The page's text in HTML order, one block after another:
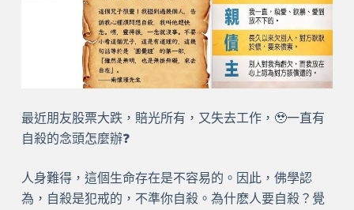
最近朋友股票大跌，賠光所有，又失去工作，🥹一直有
自殺的念頭怎麼辦❓
人身難得，這個生命存在是不容易的。因此，佛學認
為，自殺是犯戒的，不準你自殺。為什麽人要自殺？覺